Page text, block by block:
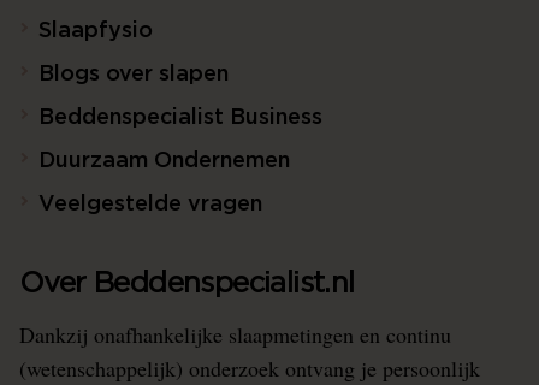
Slaapfysio
Blogs over slapen
Beddenspecialist Business
Duurzaam Ondernemen
Veelgestelde vragen
Over Beddenspecialist.nl
Dankzij onafhankelijke slaapmetingen en continu
(wetenschappelijk) onderzoek ontvang je persoonlijk